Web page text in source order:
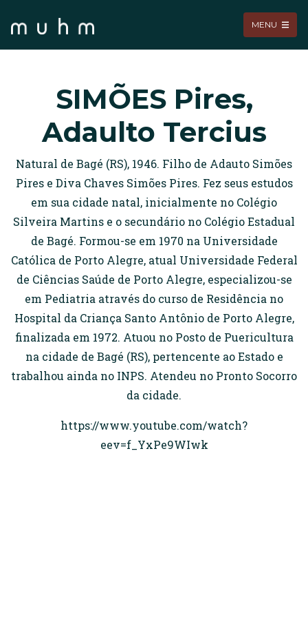
MENU
SIMÕES Pires,
Adaulto Tercius
Natural de Bagé (RS), 1946. Filho de Adauto Simões
Pires e Diva Chaves Simões Pires. Fez seus estudos
em sua cidade natal, inicialmente no Colégio
Silveira Martins e o secundário no Colégio Estadual
de Bagé. Formou-se em 1970 na Universidade
Católica de Porto Alegre, atual Universidade Federal
de Ciências Saúde de Porto Alegre, especializou-se
em Pediatria através do curso de Residência no
Hospital da Criança Santo Antônio de Porto Alegre,
finalizada em 1972. Atuou no Posto de Puericultura
na cidade de Bagé (RS), pertencente ao Estado e
trabalhou ainda no INPS. Atendeu no Pronto Socorro
da cidade.
https://www.youtube.com/watch?
eev=f_YxPe9WIwk